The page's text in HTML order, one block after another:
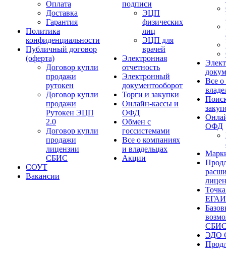
Оплата
Доставка
Гарантия
Политика
конфиденциальности
Публичный договор
(оферта)
Договор купли
продажи
рутокен
Договор купли
продажи
Рутокен ЭЦП
2.0
Договор купли
продажи
лицензии
СБИС
СОУТ
Вакансии
подписи
ЭЦП
физических
лиц
ЭЦП для
врачей
Электронная
отчетность
Электронный
документооборот
Торги и закупки
Онлайн-кассы и
ОФД
Обмен с
госсистемами
Все о компаниях
и владельцах
Акции
Все о
ОФД
ЭДО